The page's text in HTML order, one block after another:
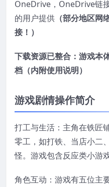
OneDrive，OneDrive链
的用户提供 （部分地区
接！）
下载资源已整合：游戏本
档（内附使用说明）
游戏剧情操作简介
打工与生活：主角在铁匠
零工，如打铁、当店小二
怪。游戏包含反应类小游
角色互动：游戏有五位主